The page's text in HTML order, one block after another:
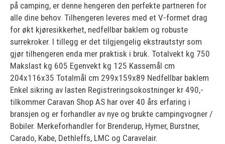
på camping, er denne hengeren den perfekte partneren for
alle dine behov. Tilhengeren leveres med et V-formet drag
for økt kjøresikkerhet, nedfellbar baklem og robuste
surrekroker. I tillegg er det tilgjengelig ekstrautstyr som
gjør tilhengeren enda mer praktisk i bruk. Totalvekt kg 750
Makslast kg 605 Egenvekt kg 125 Kassemål cm
204x116x35 Totalmål cm 299x159x89 Nedfellbar baklem
Enkel sikring av lasten Registreringsokostninger kr 490,-
tilkommer Caravan Shop AS har over 40 års erfaring i
bransjen og er forhandler av nye og brukte campingvogner /
Bobiler. Merkeforhandler for Brenderup, Hymer, Burstner,
Carado, Kabe, Dethleffs, LMC og Caravelair.